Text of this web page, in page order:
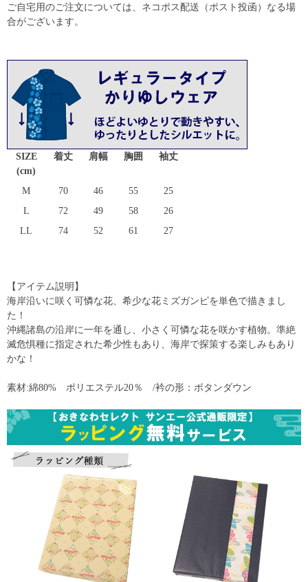
SIZE
(cm)
着丈 肩幅 胸囲 袖丈
M 70 46 55
25
L
72 49 58
26
LL
74 52 61 27
【アイテム説明】
海岸沿いに咲く可憐な花、希少な花ミズガンピを単色で描きまし
た！
沖縄諸島の沿岸に一年を通し、小さく可憐な花を咲かす植物。準絶
滅危惧種に指定された希少性もあり、海岸で探策する楽しみもあり
かな！
素材:綿80% ポリエステル20％ /衿の形：ボタンダウン
ご自宅用のご注文については、ネコポス配送（ポスト投函）なる場
合がございます。